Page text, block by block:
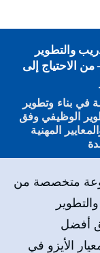
والتطوير
من الاحتياج إلى
في بناء وتطوير
الوظيفي وفق
المهنية
متخصصة من
أفضل
الأيزو في